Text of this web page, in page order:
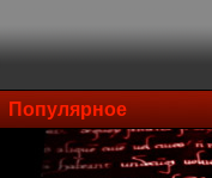
Популярное